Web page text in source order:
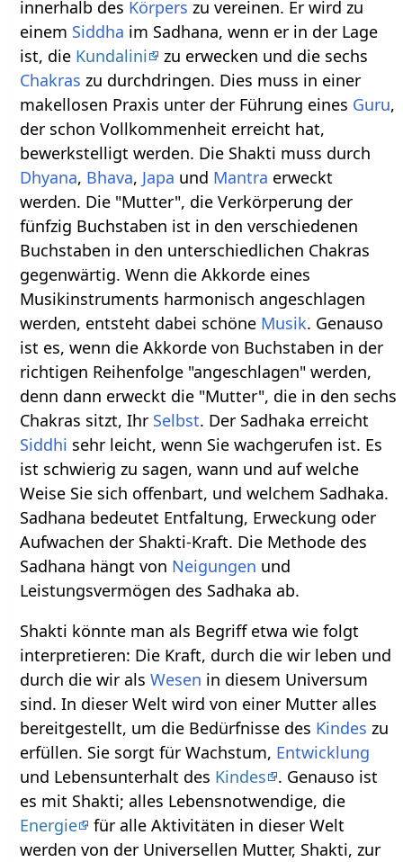
innerhalb des Körpers zu vereinen. Er wird zu
einem Siddha im Sadhana, wenn er in der Lage
ist, die Kundalini
zu erwecken und die sechs
Chakras zu durchdringen. Dies muss in einer
makellosen Praxis unter der Führung eines Guru,
der schon Vollkommenheit erreicht hat,
bewerkstelligt werden. Die Shakti muss durch
Dhyana, Bhava, Japa und Mantra erweckt
werden. Die "Mutter", die Verkörperung der
fünfzig Buchstaben ist in den verschiedenen
Buchstaben in den unterschiedlichen Chakras
gegenwärtig. Wenn die Akkorde eines
Musikinstruments harmonisch angeschlagen
werden, entsteht dabei schöne Musik. Genauso
ist es, wenn die Akkorde von Buchstaben in der
richtigen Reihenfolge "angeschlagen" werden,
denn dann erweckt die "Mutter", die in den sechs
Chakras sitzt, Ihr Selbst. Der Sadhaka erreicht
Siddhi sehr leicht, wenn Sie wachgerufen ist. Es
ist schwierig zu sagen, wann und auf welche
Weise Sie sich offenbart, und welchem Sadhaka.
Sadhana bedeutet Entfaltung, Erweckung oder
Aufwachen der Shakti-Kraft. Die Methode des
Sadhana hängt von Neigungen und
Leistungsvermögen des Sadhaka ab.
Shakti könnte man als Begriff etwa wie folgt
interpretieren: Die Kraft, durch die wir leben und
durch die wir alsWesen in diesem Universum
sind. In dieser Welt wird von einer Mutter alles
bereitgestellt, um die Bedürfnisse des Kindes zu
erfüllen. Sie sorgt für Wachstum, Entwicklung
und Lebensunterhalt des Kindes
. Genauso ist
es mit Shakti; alles Lebensnotwendige, die
Energie
für alle Aktivitäten in dieser Welt
werden von der Universellen Mutter, Shakti, zur